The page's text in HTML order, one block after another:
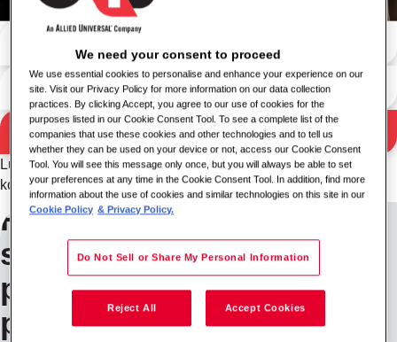
Meklēšanas rezultāti
Meklēt pēc atslēgvārda
Meklēt pēc atrašanās vietas
Meklēt
Lūdzu, izmēģiniet citu atslēgvārdu/atrašanās vietas
kombināciju vai paplašiniet meklēšanas kritērijus.
Reģistrējieties, lai
saņemtu darba
piedāvājumu
paziņojumus
We need your consent to proceed
We use essential cookies to personalise and enhance your experience on our
site. Visit our Privacy Policy for more information on our data collection
practices. By clicking Accept, you agree to our use of cookies for the
purposes listed in our Cookie Consent Tool. To see a complete list of the
companies that use these cookies and other technologies and to tell us
whether they can be used on your device or not, access our Cookie Consent
Tool. You will see this message only once, but you will always be able to set
your preferences at any time in the Cookie Consent Tool. In addition, find more
information about the use of cookies and similar technologies on this site in our
Cookie Policy & Privacy Policy.
Do Not Sell or Share My Personal Information
Reject All Accept Cookies